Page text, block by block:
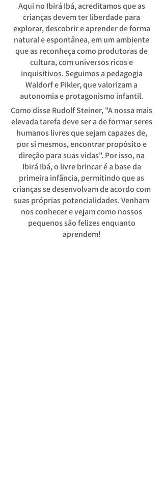
Aqui no Ibirá Ibá, acreditamos que as
crianças devem ter liberdade para
explorar, descobrir e aprender de forma
natural e espontânea, em um ambiente
que as reconheça como produtoras de
cultura, com universos ricos e
inquisitivos. Seguimos a pedagogia
Waldorf e Pikler, que valorizam a
autonomia e protagonismo infantil.
Como disse Rudolf Steiner, "A nossa mais
elevada tarefa deve ser a de formar seres
humanos livres que sejam capazes de,
por si mesmos, encontrar propósito e
direção para suas vidas". Por isso, na
Ibirá Ibá, o livre brincar é a base da
primeira infância, permitindo que as
crianças se desenvolvam de acordo com
suas próprias potencialidades. Venham
nos conhecer e vejam como nossos
pequenos são felizes enquanto
aprendem!